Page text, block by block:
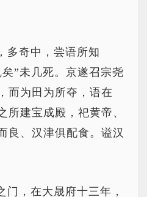
多奇中，尝语所知
”未几死。京遂召宗尧
而为田为所夺，语在
所建宝成殿，祀黄帝、
良、汉津俱配食。谥汉
门，在大晟府十三年，